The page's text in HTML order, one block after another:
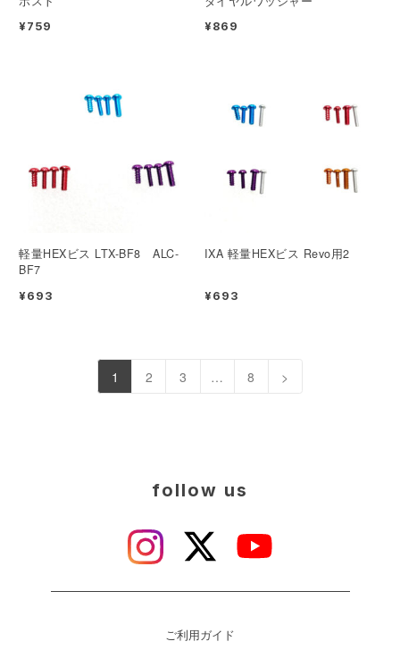
¥759 ¥869
軽量HEXビス LTX-BF8 ALC-
BF7
¥693
IXA 軽量HEXビス Revo用2
¥693
1 2 3 … 8 >
follow us
ご利用ガイド